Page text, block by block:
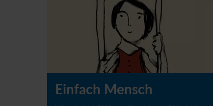
Einfach Mensch